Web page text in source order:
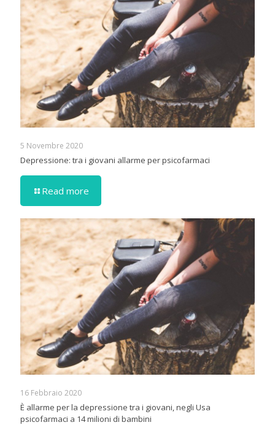
5 Novembre 2020
Depressione: tra i giovani allarme per psicofarmaci
Read more
16 Febbraio 2020
È allarme per la depressione tra i giovani, negli Usa
psicofarmaci a 14 milioni di bambini